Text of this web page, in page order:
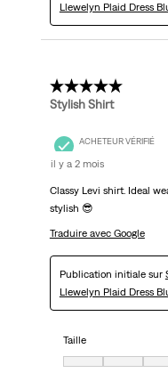
Llewelyn Plaid Dress
5 étoile(s) sur 5.
Stylish Shirt
ACHETEUR VÉRIFIÉ
il y a 2 mois
Classy Levi shirt. Ideal
stylish 😎
Traduire avec Google
Publication initiale sur
Llewelyn Plaid Dress
Taille
Taille, 4 sur 7, où 1 est